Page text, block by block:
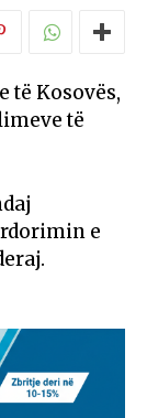
të Kosovës,
të
e